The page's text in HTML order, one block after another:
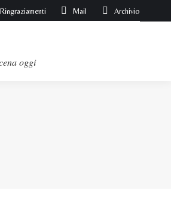
Ringraziamenti Mail Archivio
oggi